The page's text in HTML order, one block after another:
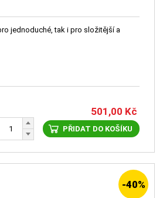
jednoduché, tak i pro složitější a
501,00 Kč
PŘIDAT DO KOŠÍKU
-40%